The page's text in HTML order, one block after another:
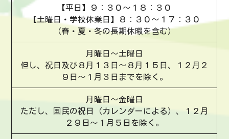
【平日】９：３０～１８：３０
【土曜日・学校休業日】８：３０～１７：３０
（春・夏・冬の長期休暇を含む）
月曜日～土曜日
但し、祝日及び８月１３日～８月１５日、１２月２
９日～１月３日までを除く。
月曜日～金曜日
ただし、国民の祝日（カレンダーによる）、１２月
２９日～１月５日を除く。